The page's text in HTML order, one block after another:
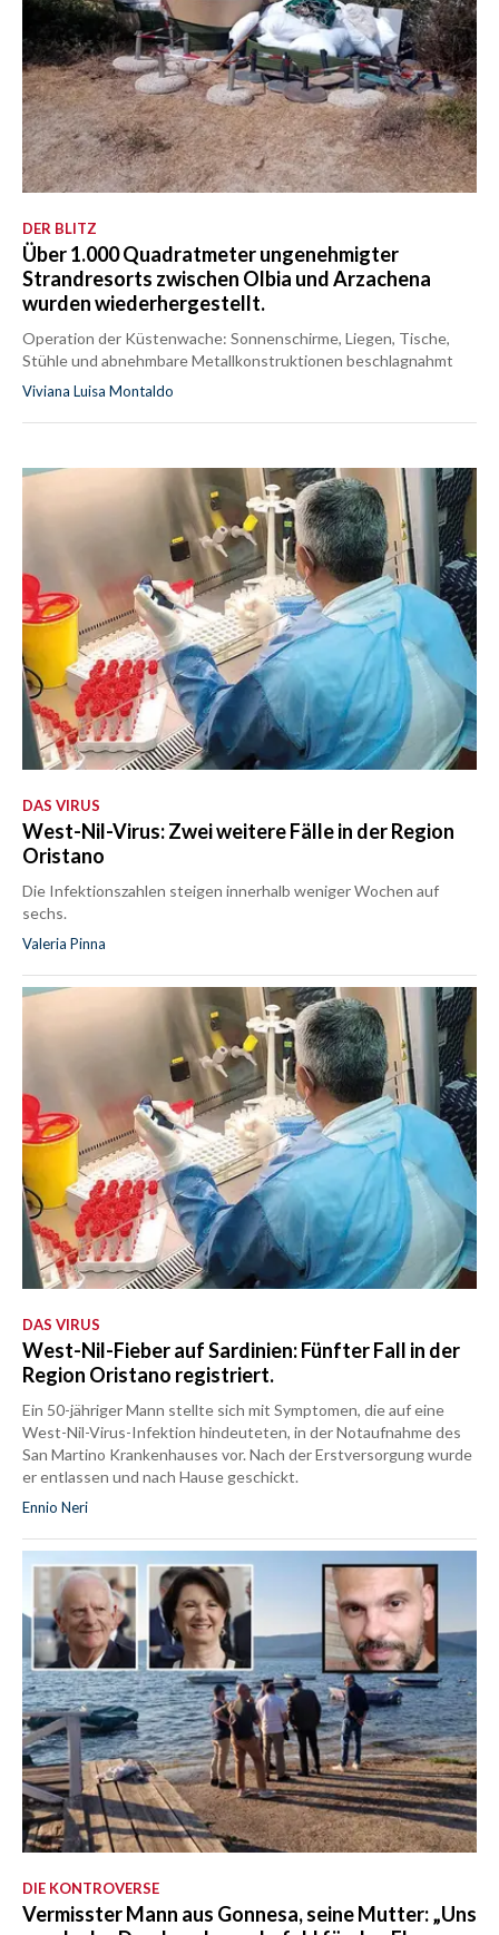
DER BLITZ
Über 1.000 Quadratmeter ungenehmigter
Strandresorts zwischen Olbia und Arzachena
wurden wiederhergestellt.
Operation der Küstenwache: Sonnenschirme, Liegen, Tische,
Stühle und abnehmbare Metallkonstruktionen beschlagnahmt
Viviana Luisa Montaldo
DAS VIRUS
West-Nil-Virus: Zwei weitere Fälle in der Region
Oristano
Die Infektionszahlen steigen innerhalb weniger Wochen auf
sechs.
Valeria Pinna
DAS VIRUS
West-Nil-Fieber auf Sardinien: Fünfter Fall in der
Region Oristano registriert.
Ein 50-jähriger Mann stellte sich mit Symptomen, die auf eine
West-Nil-Virus-Infektion hindeuteten, in der Notaufnahme des
San Martino Krankenhauses vor. Nach der Erstversorgung wurde
er entlassen und nach Hause geschickt.
Ennio Neri
DIE KONTROVERSE
Vermisster Mann aus Gonnesa, seine Mutter: „Uns